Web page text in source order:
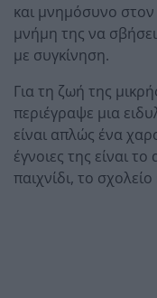
και μνημόσυνο
μνήμη της να
με συγκίνηση.
Για τη ζωή της
περιέγραψε μια
είναι απλώς ένα
έγνοιες της είναι
παιχνίδι, το